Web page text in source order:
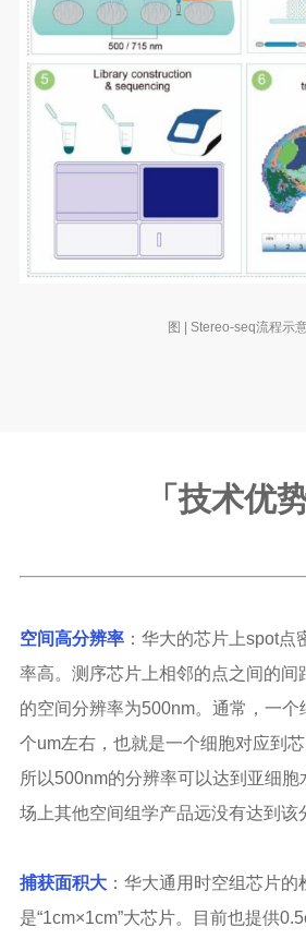
图 | Stereo-seq流程示
「技术优
空间高分辨率：华大的芯片上spot点
率高。测序芯片上相邻的点之间的间
的空间分辨率为500nm。通常，一
个um左右，也就是一个细胞对应到
所以500nm的分辨率可以达到亚细
场上其他空间组学产品远没有达到该
捕获面积大：华大通用时空组芯片的
是“1cm×1cm”大芯片。目前也提供